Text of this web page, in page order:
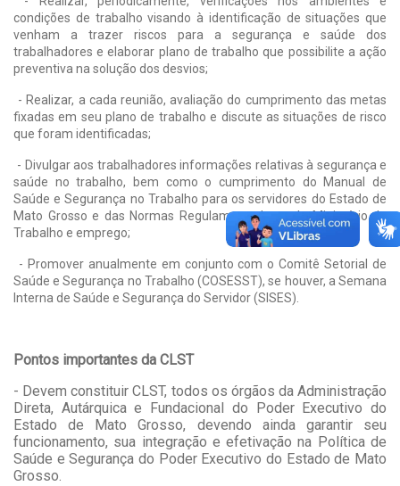
condições de trabalho visando à identificação de situações que
venham a trazer riscos para a segurança e saúde dos
trabalhadores e elaborar plano de trabalho que possibilite a ação
preventiva na solução dos desvios;
- Realizar, a cada reunião, avaliação do cumprimento das metas
fixadas em seu plano de trabalho e discute as situações de risco
que foram identificadas;
- Divulgar aos trabalhadores informações relativas à segurança e
saúde no trabalho, bem como o cumprimento do Manual de
Saúde e Segurança no Trabalho para os servidores do Estado de
Mato Grosso e das Normas Regulamentadoras do Ministério do
Trabalho e emprego;
- Promover anualmente em conjunto com o Comitê Setorial de
Saúde e Segurança no Trabalho (COSESST), se houver, a Semana
Interna de Saúde e Segurança do Servidor (SISES).
Pontos importantes da CLST
- Devem constituir CLST, todos os órgãos da Administração
Direta, Autárquica e Fundacional do Poder Executivo do
Estado de Mato Grosso, devendo ainda garantir seu
funcionamento, sua integração e efetivação na Política de
Saúde e Segurança do Poder Executivo do Estado de Mato
Grosso.